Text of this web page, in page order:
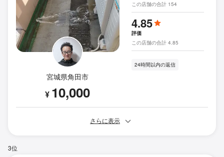
宮城県角田市
¥ 10,000
この店舗の合計 154
4.85
評価
この店舗の合計 4.85
24時間以内の返信
さらに表示
3位